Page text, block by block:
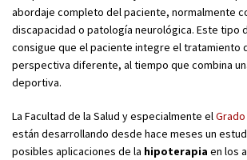
abordaje completo del paciente, normalmente
discapacidad o patología neurológica. Este tipo
consigue que el paciente integre el tratamiento
perspectiva diferente, al tiempo que combina
deportiva.
La Facultad de la Salud y especialmente el
están desarrollando desde hace meses un
posibles aplicaciones de la hipoterapia en los